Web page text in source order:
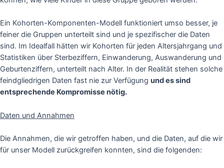
Ein Kohorten-Komponenten-Modell funktioniert umso besser, je
feiner die Gruppen unterteilt sind und je spezifischer die Daten
sind. Im Idealfall hätten wir Kohorten für jeden Altersjahrgang und
Statistiken über Sterbeziffern, Einwanderung, Auswanderung und
Geburtenziffern, unterteilt nach Alter. In der Realität stehen solche
feindgliedrigen Daten fast nie zur Verfügung und es sind
entsprechende Kompromisse nötig.
Daten und Annahmen
Die Annahmen, die wir getroffen haben, und die Daten, auf die wir
für unser Modell zurückgreifen konnten, sind die folgenden: